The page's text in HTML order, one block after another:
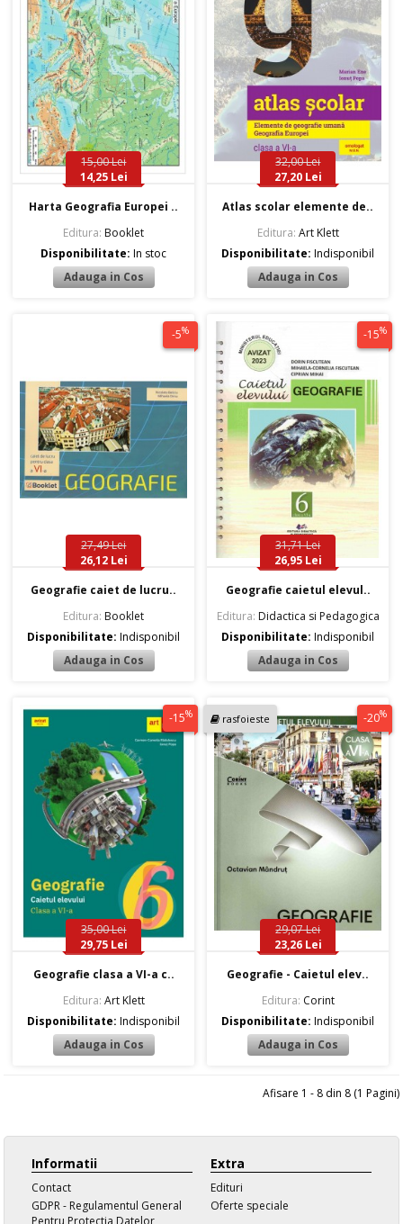
15,00 Lei
14,25 Lei
Harta Geografia Europei ..
Editura: Booklet
Disponibilitate:In stoc
32,00 Lei
27,20 Lei
Atlas scolar elemente de..
Editura: Art Klett
Disponibilitate:Indisponibil
-5%
27,49 Lei
26,12 Lei
Geografie caiet de lucru..
Editura: Booklet
Disponibilitate:Indisponibil
-15%
31,71 Lei
26,95 Lei
Geografie caietul elevul..
Editura: Didactica si Pedagogica
Disponibilitate:Indisponibil
-15%
35,00 Lei
29,75 Lei
Geografie clasa a VI-a c..
Editura: Art Klett
Disponibilitate:Indisponibil
rasfoieste -20%
29,07 Lei
23,26 Lei
Geografie - Caietul elev..
Editura: Corint
Disponibilitate:Indisponibil
Afisare 1 - 8 din 8 (1 Pagini)
Informatii
Contact
GDPR - Regulamentul General
Pentru Protectia Datelor
Extra
Edituri
Oferte speciale